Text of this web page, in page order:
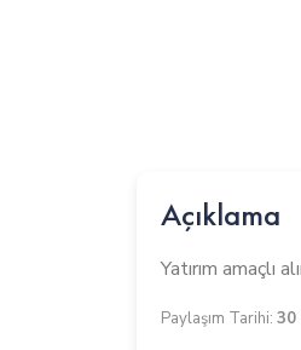
Açıklama
Yatırım amaçlı
Paylaşım Tarihi:30